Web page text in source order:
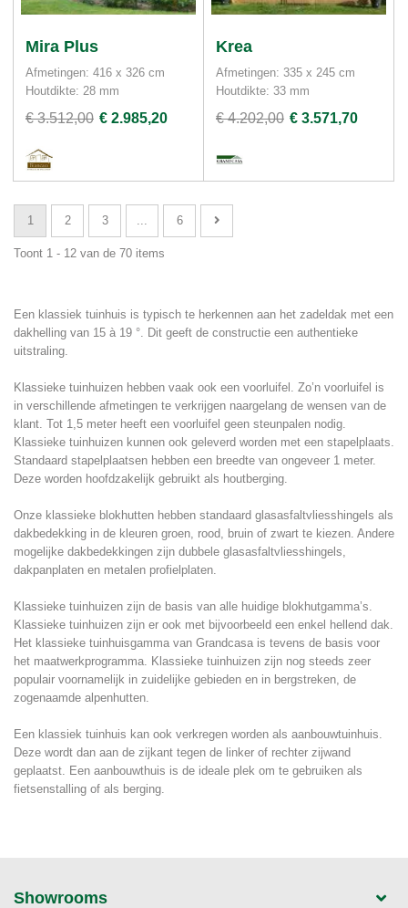
Mira Plus
Afmetingen: 416 x 326 cm
Houtdikte: 28 mm
€ 3.512,00 € 2.985,20
Krea
Afmetingen: 335 x 245 cm
Houtdikte: 33 mm
€ 4.202,00 € 3.571,70
1 2 3 6
Toont 1 - 12 van de 70 items
Een klassiek tuinhuis is typisch te herkennen aan het zadeldak met een
dakhelling van 15 à 19 °. Dit geeft de constructie een authentieke
uitstraling.
Klassieke tuinhuizen hebben vaak ook een voorluifel. Zo’n voorluifel is
in verschillende afmetingen te verkrijgen naargelang de wensen van de
klant. Tot 1,5 meter heeft een voorluifel geen steunpalen nodig.
Klassieke tuinhuizen kunnen ook geleverd worden met een stapelplaats.
Standaard stapelplaatsen hebben een breedte van ongeveer 1 meter.
Deze worden hoofdzakelijk gebruikt als houtberging.
Onze klassieke blokhutten hebben standaard glasasfaltvliesshingels als
dakbedekking in de kleuren groen, rood, bruin of zwart te kiezen. Andere
mogelijke dakbedekkingen zijn dubbele glasasfaltvliesshingels,
dakpanplaten en metalen profielplaten.
Klassieke tuinhuizen zijn de basis van alle huidige blokhutgamma’s.
Klassieke tuinhuizen zijn er ook met bijvoorbeeld een enkel hellend dak.
Het klassieke tuinhuisgamma van Grandcasa is tevens de basis voor
het maatwerkprogramma. Klassieke tuinhuizen zijn nog steeds zeer
populair voornamelijk in zuidelijke gebieden en in bergstreken, de
zogenaamde alpenhutten.
Een klassiek tuinhuis kan ook verkregen worden als aanbouwtuinhuis.
Deze wordt dan aan de zijkant tegen de linker of rechter zijwand
geplaatst. Een aanbouwthuis is de ideale plek om te gebruiken als
fietsenstalling of als berging.
Showrooms